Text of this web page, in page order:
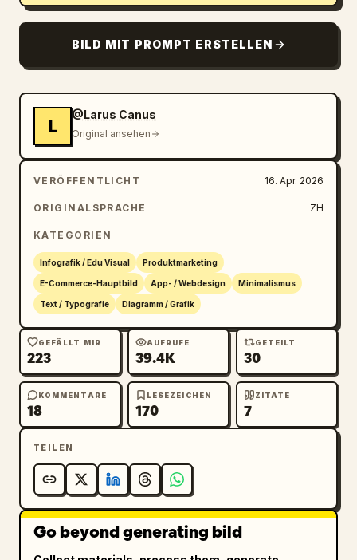
Updates
BILD MIT PROMPT ERSTELLEN
L
@Larus Canus
Original ansehen
VERÖFFENTLICHT 16. Apr. 2026
ORIGINALSPRACHE ZH
KATEGORIEN
Infografik / Edu Visual Produktmarketing
E-Commerce-Hauptbild App- / Webdesign Minimalismus
Text / Typografie Diagramm / Grafik
GEFÄLLT MIR
223
AUFRUFE
39.4K
GETEILT
30
KOMMENTARE
18
LESEZEICHEN
170
ZITATE
7
TEILEN
Go beyond generating bild